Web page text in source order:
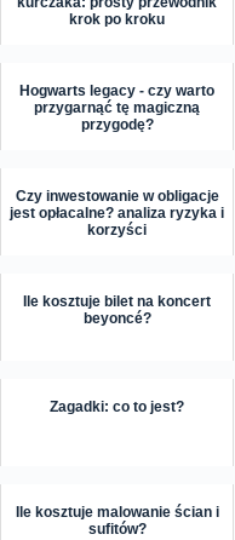
krok po kroku
Hogwarts legacy - czy warto
przygarnąć tę magiczną
przygodę?
Czy inwestowanie w obligacje
jest opłacalne? analiza ryzyka i
korzyści
Ile kosztuje bilet na koncert
beyoncé?
Zagadki: co to jest?
Ile kosztuje malowanie ścian i
sufitów?